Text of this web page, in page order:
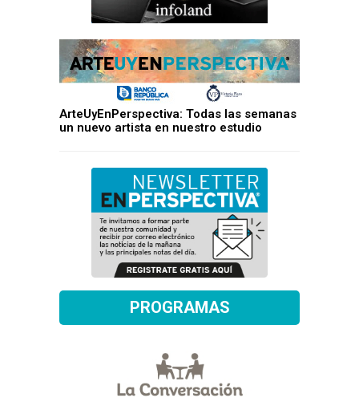
ArteUyEnPerspectiva: Todas las semanas
un nuevo artista en nuestro estudio
PROGRAMAS